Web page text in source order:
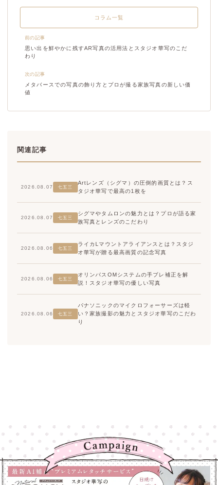
前の記事
思い出を鮮やかに残すAR写真の活用法とスタジオ華写のこだ
わり
コラム一覧
次の記事
メタバースでの写真の飾り方とプロが撮る家族写真の新しい価
値
関連記事
2026.08.07 七五三
Artレンズ（シグマ）の圧倒的画質とは？ス
タジオ華写で最高の1枚を
2026.08.07 七五三
シグマやタムロンの魅力とは？プロが語る家
族写真とレンズのこだわり
2026.08.06 七五三
ライカLマウントアライアンスとは？スタジ
オ華写が贈る最高画質の記念写真
2026.08.06 七五三
オリンパスOMシステムの手ブレ補正を解
説！スタジオ華写の優しい写真
2026.08.06 七五三
パナソニックのマイクロフォーサーズは軽
い？家族撮影の魅力とスタジオ華写のこだわ
り